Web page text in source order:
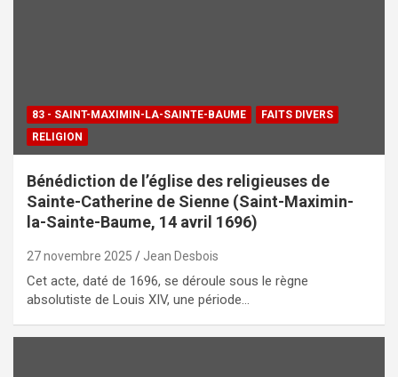
83 - SAINT-MAXIMIN-LA-SAINTE-BAUME
FAITS DIVERS
RELIGION
Bénédiction de l’église des religieuses de
Sainte-Catherine de Sienne (Saint-Maximin-
la-Sainte-Baume, 14 avril 1696)
27 novembre 2025 Jean Desbois
Cet acte, daté de 1696, se déroule sous le règne
absolutiste de Louis XIV, une période…